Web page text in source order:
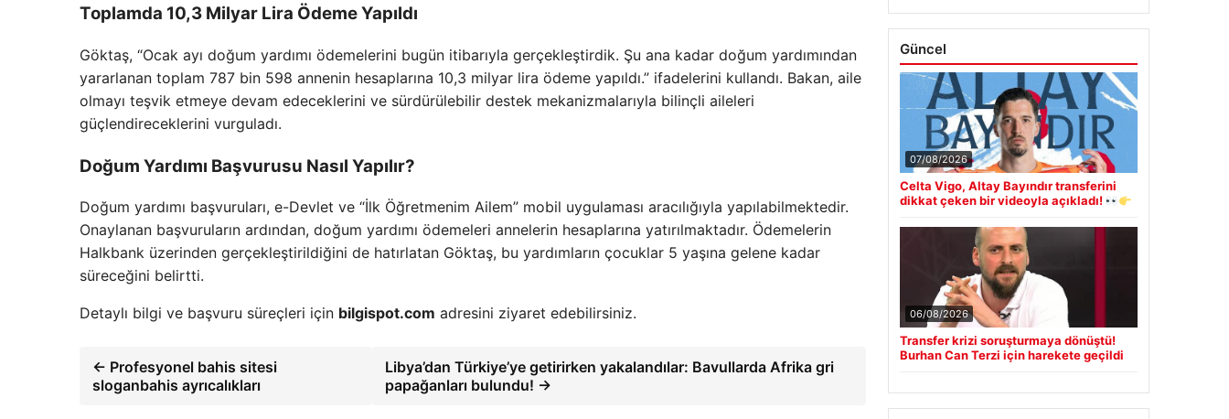
Toplamda 10,3 Milyar Lira Ödeme Yapıldı
Göktaş, “Ocak ayı doğum yardımı ödemelerini bugün itibarıyla gerçekleştirdik. Şu ana kadar doğum yardımından
yararlanan toplam 787 bin 598 annenin hesaplarına 10,3 milyar lira ödeme yapıldı.” ifadelerini kullandı. Bakan, aile
olmayı teşvik etmeye devam edeceklerini ve sürdürülebilir destek mekanizmalarıyla bilinçli aileleri
güçlendireceklerini vurguladı.
Doğum Yardımı Başvurusu Nasıl Yapılır?
Doğum yardımı başvuruları, e-Devlet ve “İlk Öğretmenim Ailem” mobil uygulaması aracılığıyla yapılabilmektedir.
Onaylanan başvuruların ardından, doğum yardımı ödemeleri annelerin hesaplarına yatırılmaktadır. Ödemelerin
Halkbank üzerinden gerçekleştirildiğini de hatırlatan Göktaş, bu yardımların çocuklar 5 yaşına gelene kadar
süreceğini belirtti.
Detaylı bilgi ve başvuru süreçleri için bilgispot.com adresini ziyaret edebilirsiniz.
← Profesyonel bahis sitesi
sloganbahis ayrıcalıkları
Libya’dan Türkiye’ye getirirken yakalandılar: Bavullarda Afrika gri
papağanları bulundu! →
Güncel
07/08/2026
Celta Vigo, Altay Bayındır transferini
dikkat çeken bir videoyla açıkladı!
06/08/2026
Transfer krizi soruşturmaya dönüştü!
Burhan Can Terzi için harekete geçildi